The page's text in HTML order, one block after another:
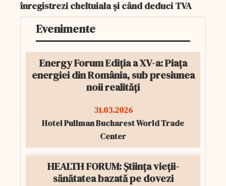
înregistrezi cheltuiala și când deduci TVA
Evenimente
Energy Forum Ediția a XV-a: Piața
energiei din România, sub presiunea
noii realități
31.03.2026
Hotel Pullman Bucharest World Trade
Center
HEALTH FORUM: Știința vieții-
sănătatea bazată pe dovezi